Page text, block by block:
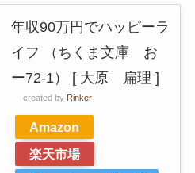
年収90万円でハッピーラ
イフ （ちくま文庫 お
ー72-1） [ 大原 扁理 ]
created by Rinker
Amazon
楽天市場